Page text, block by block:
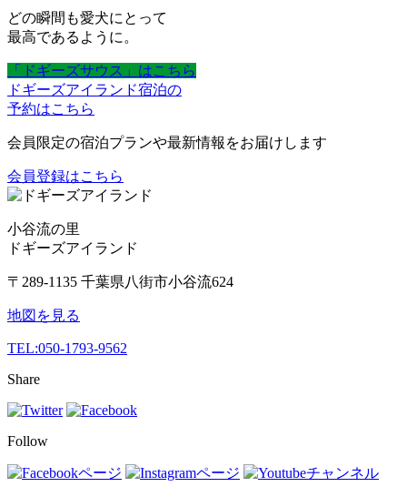
どの瞬間も愛犬にとって
最高であるように。
「ドギーズサウス」はこちら
ドギーズアイランド宿泊の
予約はこちら
会員限定の宿泊プランや最新情報をお届けします
会員登録はこちら
小谷流の里
ドギーズアイランド
〒289-1135 千葉県八街市小谷流624
地図を見る
TEL:050-1793-9562
Share
Follow